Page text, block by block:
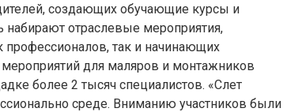
создающих обучающие курсы и
отраслевые мероприятия,
так и начинающих
для маляров и монтажников
более 2 тысяч специалистов. «Слет
среде. Вниманию участников были